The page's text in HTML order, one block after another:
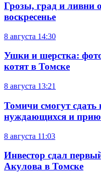
Грозы, град и ливни
воскресенье
8 августа 14:30
Ушки и шерстка:
котят в Томске
8 августа 13:21
Томичи смогут
нуждающихся и
8 августа 11:03
Инвестор сдал
Акулова в Томске